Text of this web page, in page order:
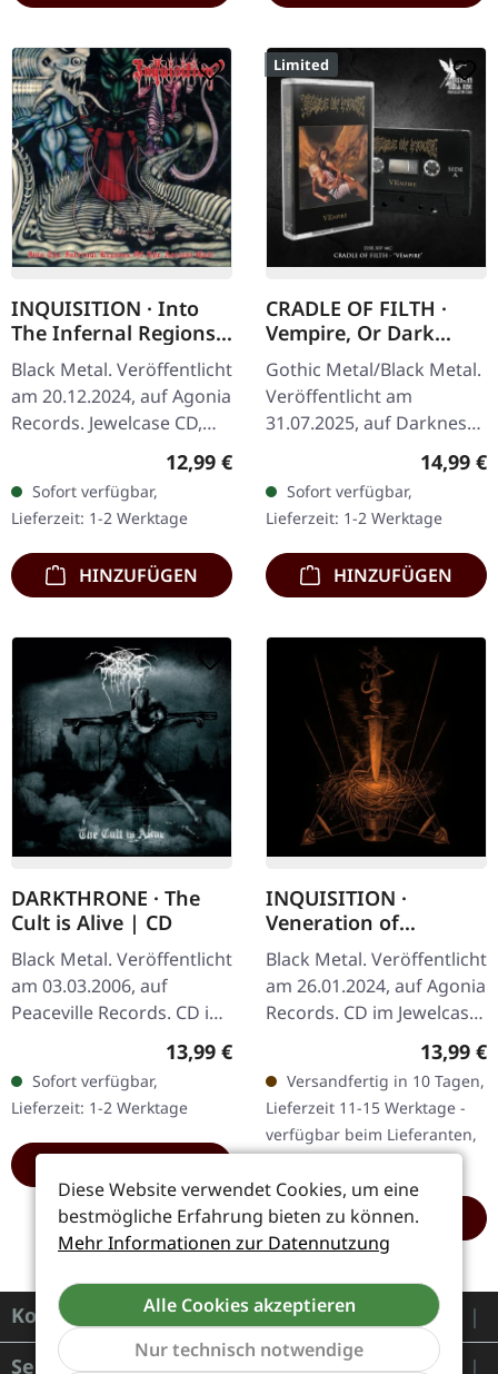
INQUISITION · Into
The Infernal Regions
Of The Ancient Cult
(Remastered ) | CD
Black Metal. Veröffentlicht
am 20.12.2024, auf Agonia
Records. Jewelcase CD,
Remasterte Ausgabe
"Into the Infernal Regions
of the Ancient Cult" ist…
Regulärer Preis:
12,99 €
Sofort verfügbar,
Lieferzeit: 1-2 Werktage
HINZUFÜGEN
Limited
CRADLE OF FILTH ·
Vempire, Or Dark
Faerytales In
Phallustein | BLACK
TAPE
Gothic Metal/Black Metal.
Veröffentlicht am
31.07.2025, auf Darkness
Shall Rise Productions.
Schwarze Kassette, 5-
Panel-Cover, limitiert auf
500…
14,99 €
Sofort verfügbar,
Lieferzeit: 1-2 Werktage
HINZUFÜGEN
DARKTHRONE · The
Cult is Alive | CD
Black Metal. Veröffentlicht
am 03.03.2006, auf
Peaceville Records. CD im
Jewelcase. Darkthrone
entfesselten 2006 mit
„The Cult Is Alive" ein
weiteres…
Regulärer Preis:
13,99 €
Sofort verfügbar,
Lieferzeit: 1-2 Werktage
INQUISITION ·
Veneration of
Medieval Mysticism
and Cosmological
Violence | CD
Black Metal. Veröffentlicht
am 26.01.2024, auf Agonia
Records. CD im Jewelcase.
Inquisition kehrt mit ihrer
mystischen Variante des
atmosphärischen…
13,99 €
Versandfertig in 10 Tagen,
Lieferzeit 11-15 Werktage -
verfügbar beim Lieferanten,
HINZUFÜGEN
Kontakt
Service
Diese Website verwendet Cookies, um eine
bestmögliche Erfahrung bieten zu können.
Mehr Informationen zur Datennutzung
Alle Cookies akzeptieren
Nur technisch notwendige